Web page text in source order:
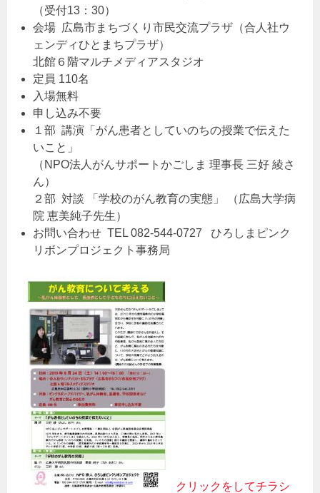
（受付13：30）
会場 広島市まちづくり市民交流プラザ（合人社ウ
ェンディひとまちプラザ）
北館６階マルチメディアスタジオ
定員 110名
入場無料
申し込み不要
１部 講演「がん患者としていのちの授業で伝えた
いこと」
（NPO法人がんサポートかごしま 理事長 三好 綾さ
ん）
２部 対談 「学校のがん教育の実態」 （広島大学病
院 恵美純子先生）
お問い合わせ TEL 082-544-0727 ひろしまピンク
リボンプロジェクト事務局
クリックをしてチラシ